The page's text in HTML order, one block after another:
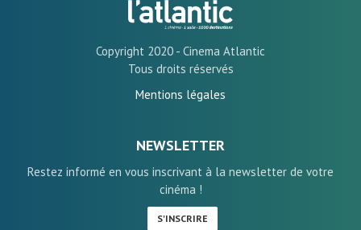
Copyright 2020 - Cinema Atlantic
Tous droits réservés
Mentions légales
NEWSLETTER
Restez informé en vous inscrivant à la newsletter de votre
cinéma !
S'INSCRIRE